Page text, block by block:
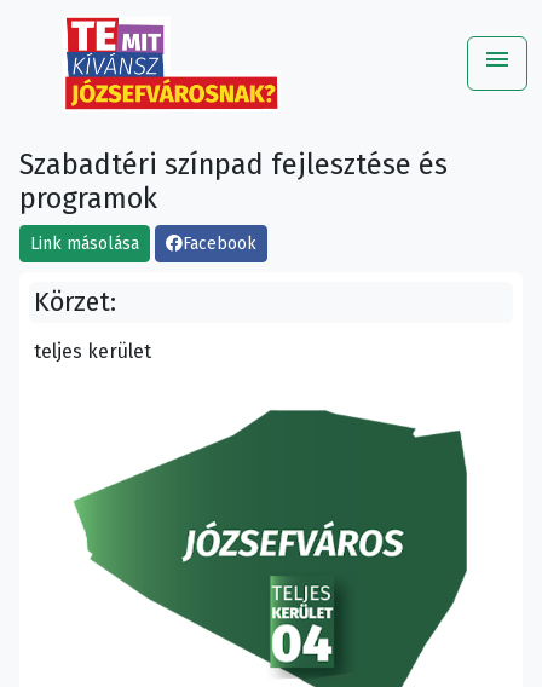
menu
Szabadtéri színpad fejlesztése és
programok
Link másolása Facebook
Körzet:
teljes kerület